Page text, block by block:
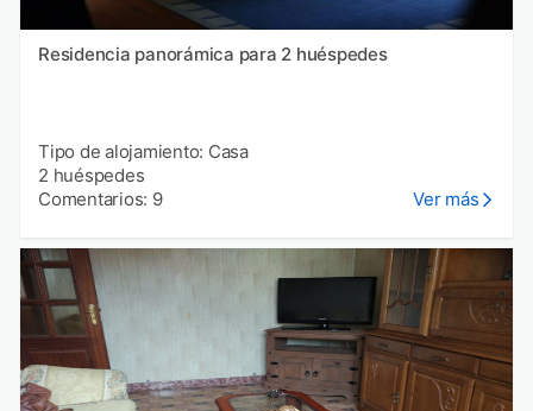
Residencia panorámica para 2 huéspedes
Tipo de alojamiento: Casa
2 huéspedes
Comentarios: 9
Ver más